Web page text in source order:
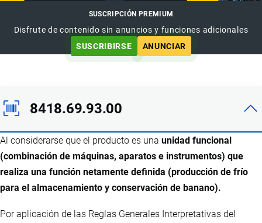
SUSCRIPCIÓN PREMIUM
Disfrute de contenido sin anuncios y funciones adicionales
SUSCRIBIRSE
ANUNCIAR
8418.69.93.00
Al considerarse que el producto es una unidad funcional
(combinación de máquinas, aparatos e instrumentos) que
realiza una función netamente definida (producción de frío
para el almacenamiento y conservación de banano).
Por aplicación de las Reglas Generales Interpretativas del